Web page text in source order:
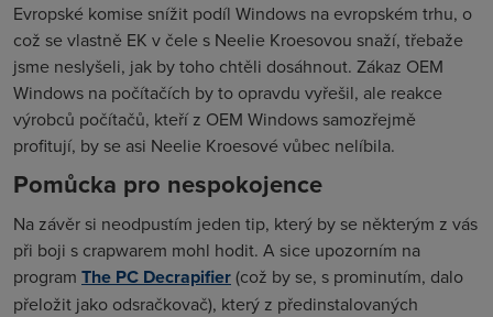
Evropské komise snížit podíl Windows na evropském trhu, o
což se vlastně EK v čele s Neelie Kroesovou snaží, třebaže
jsme neslyšeli, jak by toho chtěli dosáhnout. Zákaz OEM
Windows na počítačích by to opravdu vyřešil, ale reakce
výrobců počítačů, kteří z OEM Windows samozřejmě
profitují, by se asi Neelie Kroesové vůbec nelíbila.
Pomůcka pro nespokojence
Na závěr si neodpustím jeden tip, který by se některým z vás
při boji s crapwarem mohl hodit. A sice upozorním na
program The PC Decrapifier(což by se, s prominutím, dalo
přeložit jako odsračkovač), který z předinstalovaných